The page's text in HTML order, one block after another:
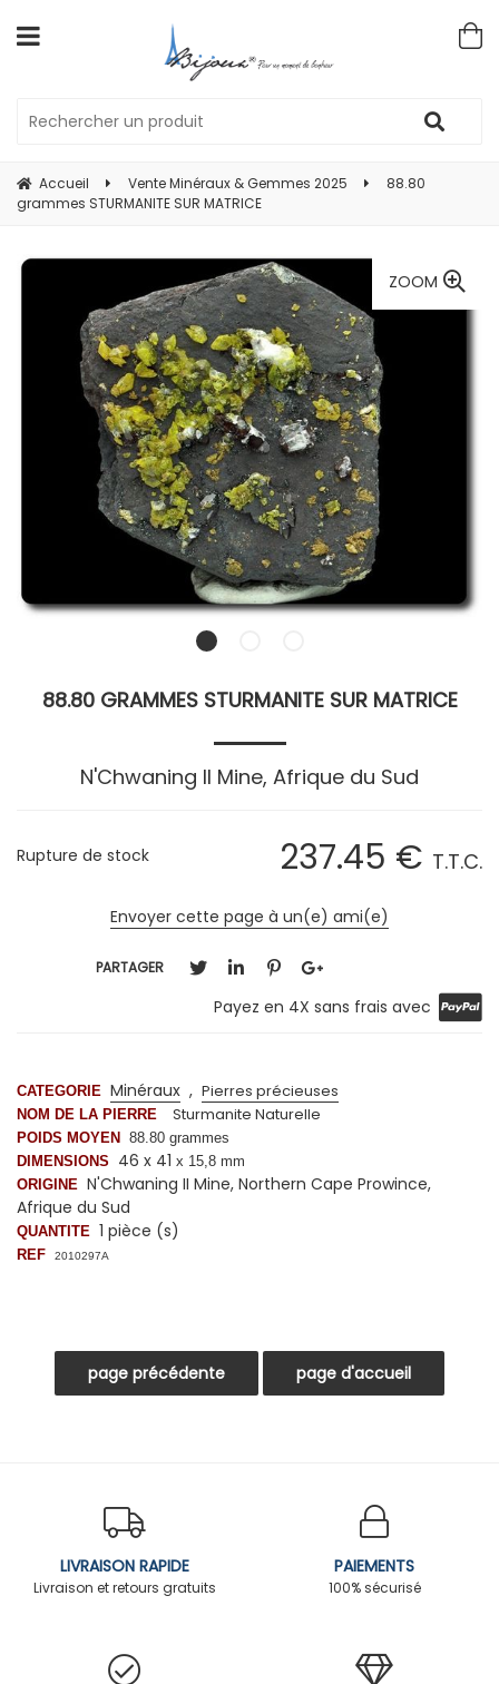
Accueil Vente Minéraux & Gemmes 2025
88.80
grammes STURMANITE SUR MATRICE
ZOOM
88.80 GRAMMES STURMANITE SUR MATRICE
N'Chwaning II Mine, Afrique du Sud
237.45 € T.T.C.
Rupture de stock
Envoyer cette page à un(e) ami(e)
PARTAGER
Payez en 4X sans frais avec
CATEGORIE Minéraux , Pierres précieuses
NOM DE LA PIERRE Sturmanite Naturelle
POIDS MOYEN
88.80 grammes
DIMENSIONS
46 x 41 x 15,8 mm
ORIGINE N'Chwaning II Mine, Northern Cape Prowince,
Afrique du Sud
QUANTITE 1 pièce (s)
REF 2010297A
LIVRAISON RAPIDE
Livraison et retours gratuits
PAIEMENTS
100% sécurisé